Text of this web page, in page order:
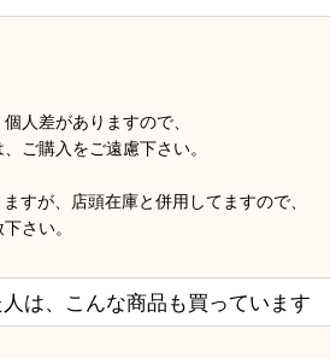
人差がありますので、
ご購入をご遠慮下さい。
すが、店頭在庫と併用してますので、
さい。
は、こんな商品も買っています